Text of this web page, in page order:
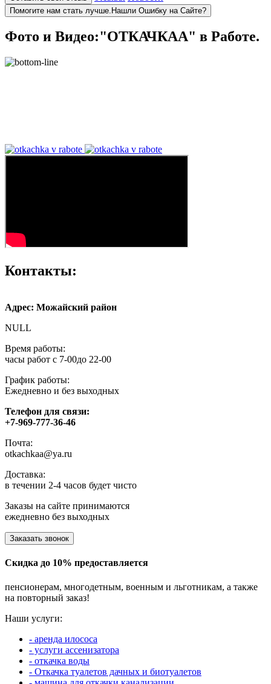
Помогите нам стать лучше.Нашли Ошибку на Сайте?
Фото и Видео:"ОТКАЧКАА" в Работе.
Контакты:
Адрес: Можайский район
NULL
Время работы:
часы работ с 7-00до 22-00
График работы:
Ежедневно и без выходных
Телефон для связи:
+7-969-777-36-46
Почта:
otkachkaa@ya.ru
Доставка:
в течении 2-4 часов будет чисто
Заказы на сайте принимаются
ежедневно без выходных
Заказать звонок
Скидка до 10% предоставляется
пенсионерам, многодетным, военным и льготникам, а также
на повторный заказ!
Наши услуги:
- аренда илососа
- услуги ассенизатора
- откачка воды
- Откачка туалетов дачных и биотуалетов